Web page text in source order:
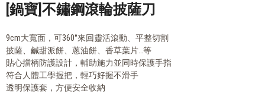
部落客的氣炸私房菜，不藏私分享
[鍋寶]不鏽鋼滾輪披薩刀
9cm大寬面，可360°來回靈活滾動、平整切割
披薩、鹹甜派餅、蔥油餅、香草葉片…等
貼心擋柄防護設計，輔助施力並同時保護手指
符合人體工學握把，輕巧好握不滑手
透明保護套，方便安全收納